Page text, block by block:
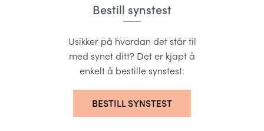
Bestill synstest
Usikker på hvordan det står til
med synet ditt? Det er kjapt å
enkelt å bestille synstest:
BESTILL SYNSTEST